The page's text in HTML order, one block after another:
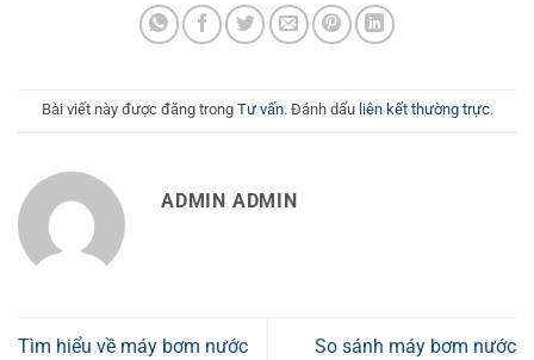
Bài viết này được đăng trong Tư vấn. Đánh dấu liên kết thường trực.
ADMIN ADMIN
Tìm hiểu về máy bơm nước
So sánh máy bơm nước